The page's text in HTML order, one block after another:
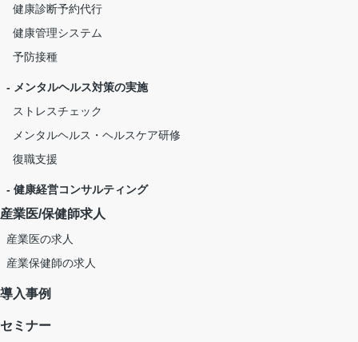
健康診断予約代行
健康管理システム
予防接種
- メンタルヘルス対策の実施
ストレスチェック
メンタルヘルス・ヘルスケア研修
復職支援
- 健康経営コンサルティング
産業医/保健師求人
産業医の求人
産業保健師の求人
導入事例
セミナー